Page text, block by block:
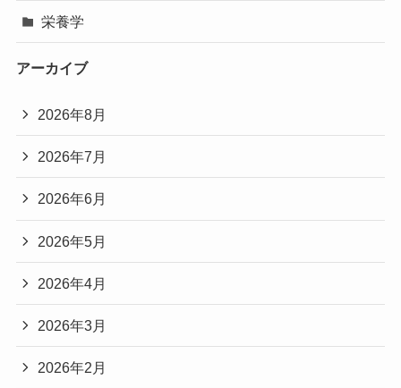
栄養学
アーカイブ
2026年8月
2026年7月
2026年6月
2026年5月
2026年4月
2026年3月
2026年2月